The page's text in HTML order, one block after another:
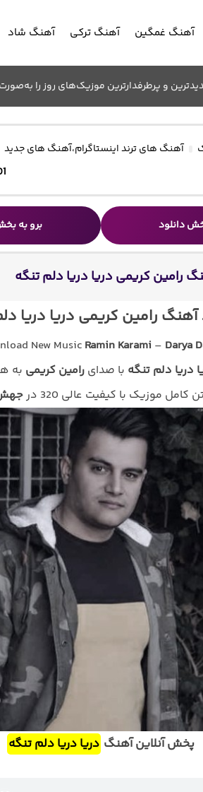
آهنگ غمگین آهنگ ترکی آهنگ شاد
و پرطرفدارترین موزیک‌های روز را
آهنگ های ترند اینستاگرام،آهنگ های جدید
دانلود برو به
رامین کریمی دریا دریا دلم تنگه
آهنگ رامین کریمی دریا دریا
New MusicRamin Karami – Darya
دریا دلم تنگه با صدای رامین کریمی به
کامل موزیک با کیفیت عالی 320 در
پخش آنلاین آهنگ دریا دریا دلم تنگه